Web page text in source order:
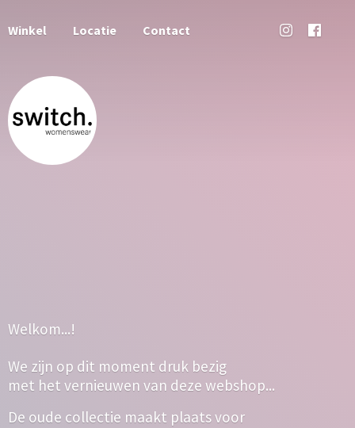
Winkel Locatie Contact
Welkom...!
We zijn op dit moment druk bezig
met het vernieuwen van deze webshop...
De oude collectie maakt plaats voor